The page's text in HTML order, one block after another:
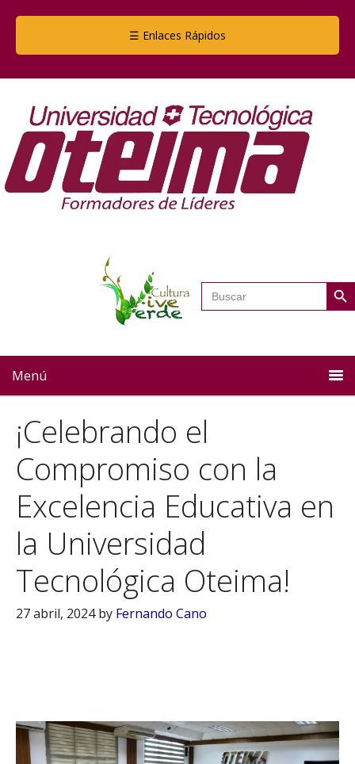
☰ Enlaces Rápidos
Buscar: Botón
Menú
¡Celebrando el
Compromiso con la
Excelencia Educativa en
la Universidad
Tecnológica Oteima!
27 abril, 2024by Fernando Cano